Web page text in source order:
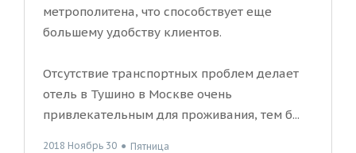
метрополитена, что способствует еще
большему удобству клиентов.
Отсутствие транспортных проблем делает
отель в Тушино в Москве очень
привлекательным для проживания, тем б...
2018 Ноябрь 30 ● Пятница